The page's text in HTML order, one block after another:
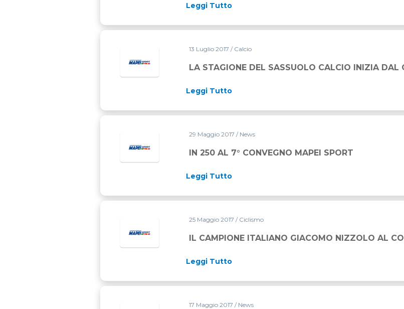
Leggi Tutto
13 Luglio 2017 / Calcio
LA STAGIONE DEL SASSUOLO CALCIO INIZIA DAL
Leggi Tutto
29 Maggio 2017 / News
IN 250 AL 7° CONVEGNO MAPEI SPORT
Leggi Tutto
25 Maggio 2017 / Ciclismo
IL CAMPIONE ITALIANO GIACOMO NIZZOLO AL
Leggi Tutto
17 Maggio 2017 / News